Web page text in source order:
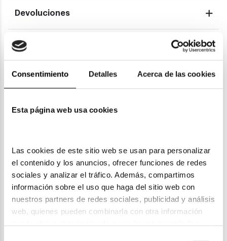
Consentimiento Detalles Acerca de las cookies
Esta página web usa cookies
Las cookies de este sitio web se usan para personalizar
el contenido y los anuncios, ofrecer funciones de redes
sociales y analizar el tráfico. Además, compartimos
información sobre el uso que haga del sitio web con
nuestros partners de redes sociales, publicidad y análisis
web, quienes pueden combinarla con otra información
que les haya proporcionado o que hayan recopilado a
Devoluciones
Garantías
También te puede gustar